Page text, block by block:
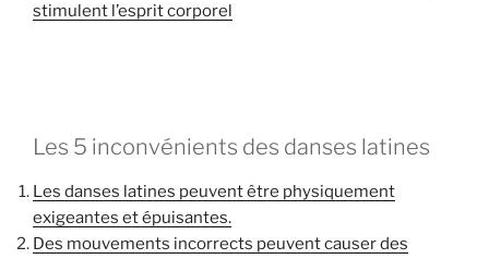
stimulent l’esprit corporel
Les 5 inconvénients des danses latines
Les danses latines peuvent être physiquement
exigeantes et épuisantes.
Des mouvements incorrects peuvent causer des